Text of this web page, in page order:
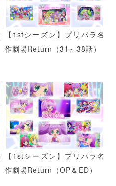
【1stシーズン】プリパラ名
作劇場Return（31～38話）
【1stシーズン】プリパラ名
作劇場Return（OP＆ED）